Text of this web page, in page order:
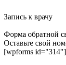
Запись к врачу
Форма обратной
Оставьте свой
[wpforms id="314"]